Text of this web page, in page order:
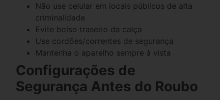
Não use celular em locais públicos de alta
criminalidade
Evite bolso traseiro da calça
Use cordões/correntes de segurança
Mantenha o aparelho sempre à vista
Configurações de
Segurança Antes do Roubo